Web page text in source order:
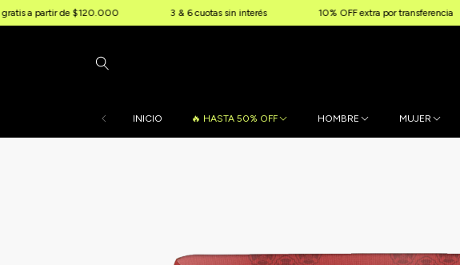
de $120.000 3 & 6 cuotas sin interés 10% OFF extra por transferencia
INICIO 🔥 HASTA 50% OFF HOMBRE MUJER